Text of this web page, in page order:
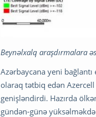
Beynəlxalq araşdırmalara
Azərbaycana yeni
olaraq tətbiq edən
genişləndirdi. Hazırda
gündən-günə